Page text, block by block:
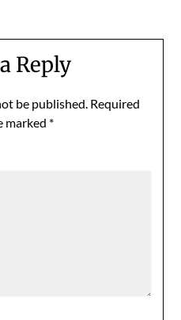
Reply
be published. Required
marked *